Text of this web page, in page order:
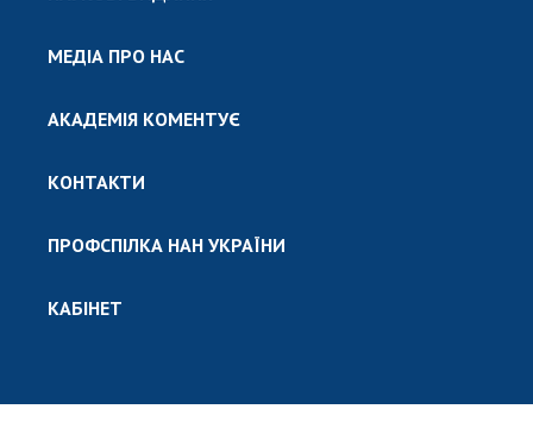
МЕДІА ПРО НАС
АКАДЕМІЯ КОМЕНТУЄ
КОНТАКТИ
ПРОФСПІЛКА НАН УКРАЇНИ
КАБІНЕТ